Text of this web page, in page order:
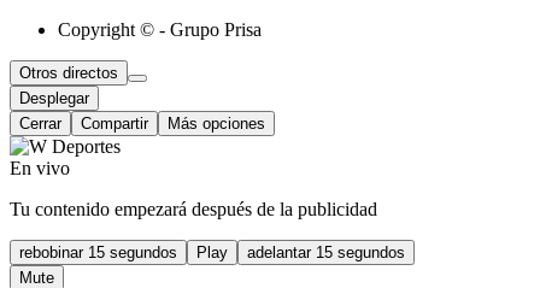
Copyright © - Grupo Prisa
Otros directos
Desplegar
Cerrar
Compartir Más opciones
En vivo
Tu contenido empezará después de la publicidad
rebobinar 15 segundos Play
adelantar 15 segundos
Mute